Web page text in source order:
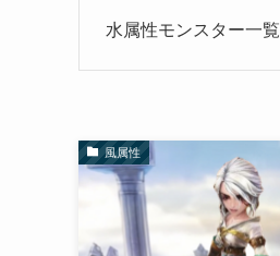
水属性モンスター一覧
風属性